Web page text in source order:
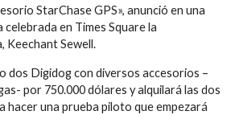
StarChase GPS», anunció en una
en Times Square la
Keechant Sewell.
dos Digidog con diversos accesorios –
por 750.000 dólares y alquilará las dos
hacer una prueba piloto que empezará